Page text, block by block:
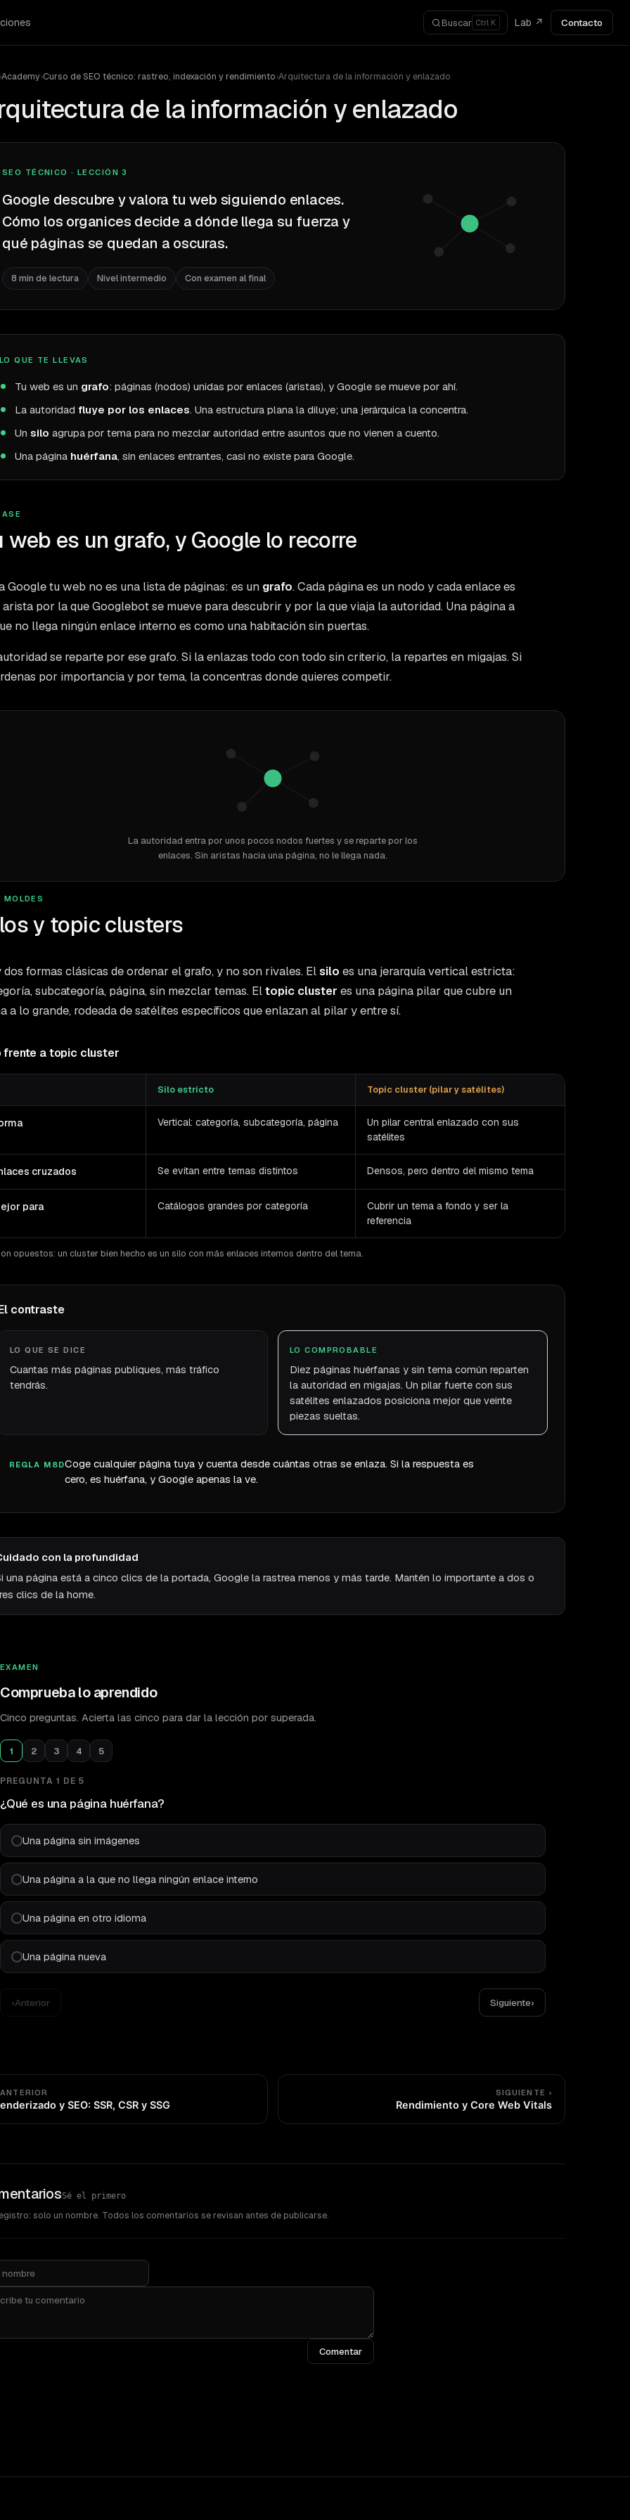
Buscar Ctrl K Lab ↗ Contacto
Academy›Curso de SEO técnico: rastreo, indexación y rendimiento›Arquitectura de la información y enlazado
de la información y enlazado
SEO TÉCNICO · LECCIÓN 3
Google descubre y valora tu web siguiendo enlaces.
Cómo los organices decide a dónde llega su fuerza y
qué páginas se quedan a oscuras.
8 min de lectura Nivel intermedio Con examen al final
LO QUE TE LLEVAS
Tu web es un grafo: páginas (nodos) unidas por enlaces (aristas), y Google se mueve por ahí.
La autoridad fluye por los enlaces. Una estructura plana la diluye; una jerárquica la concentra.
Un silo agrupa por tema para no mezclar autoridad entre asuntos que no vienen a cuento.
Una página huérfana, sin enlaces entrantes, casi no existe para Google.
web es un grafo, y Google lo recorre
Google tu web no es una lista de páginas: es un grafo. Cada página es un nodo y cada enlace es
arista por la que Googlebot se mueve para descubrir y por la que viaja la autoridad. Una página a
no llega ningún enlace interno es como una habitación sin puertas.
se reparte por ese grafo. Si la enlazas todo con todo sin criterio, la repartes en migajas. Si
por importancia y por tema, la concentras donde quieres competir.
La autoridad entra por unos pocos nodos fuertes y se reparte por los
enlaces. Sin aristas hacia una página, no le llega nada.
MOLDES
y topic clusters
dos formas clásicas de ordenar el grafo, y no son rivales. Elsilo es una jerarquía vertical estricta:
subcategoría, página, sin mezclar temas. Eltopic cluster es una página pilar que cubre un
a lo grande, rodeada de satélites específicos que enlazan al pilar y entre sí.
frente a topic cluster
Silo estricto Topic cluster (pilar y satélites)
Vertical: categoría, subcategoría, página
Un pilar central enlazado con sus
satélites
cruzados Se evitan entre temas distintos Densos, pero dentro del mismo tema
para Catálogos grandes por categoría
Cubrir un tema a fondo y ser la
referencia
opuestos: un cluster bien hecho es un silo con más enlaces internos dentro del tema.
contraste
LO QUE SE DICE
Cuantas más páginas publiques, más tráfico
tendrás.
LO COMPROBABLE
Diez páginas huérfanas y sin tema común reparten
la autoridad en migajas. Un pilar fuerte con sus
satélites enlazados posiciona mejor que veinte
piezas sueltas.
REGLA M8DCoge cualquier página tuya y cuenta desde cuántas otras se enlaza. Si la respuesta es
cero, es huérfana, y Google apenas la ve.
con la profundidad
una página está a cinco clics de la portada, Google la rastrea menos y más tarde. Mantén lo importante a dos o
clics de la home.
EXAMEN
Comprueba lo aprendido
Cinco preguntas. Acierta las cinco para dar la lección por superada.
1 2 3 4 5
PREGUNTA 1 DE 5
¿Qué es una página huérfana?
Una página sin imágenes
Una página a la que no llega ningún enlace interno
Una página en otro idioma
Una página nueva
‹Anterior Siguiente›
y SEO: SSR, CSR y SSG
SIGUIENTE ›
Rendimiento y Core Web Vitals
Sé el primero
solo un nombre. Todos los comentarios se revisan antes de publicarse.
Comentar